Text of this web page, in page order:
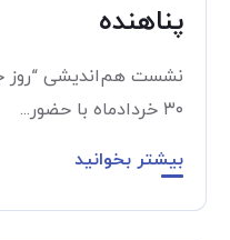
پناهنده
نشست هم‌اندیشی “روز
۳۰ خردادماه با حضور...
بیشتر بخوانید